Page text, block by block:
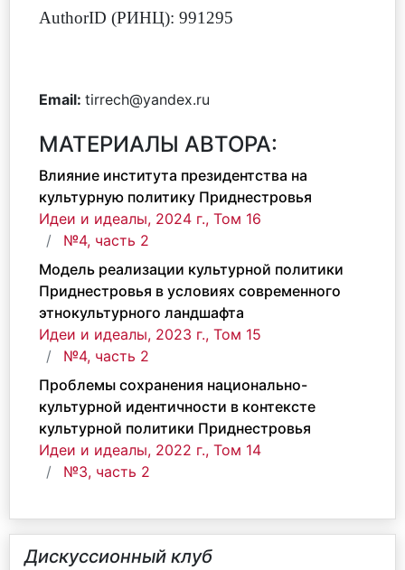
AuthorID (РИНЦ): 991295
Email: tirrech@yandex.ru
МАТЕРИАЛЫ АВТОРА:
Влияние института президентства на
культурную политику Приднестровья
Идеи и идеалы, 2024 г., Том 16
№4, часть 2
Модель реализации культурной политики
Приднестровья в условиях современного
этнокультурного ландшафта
Идеи и идеалы, 2023 г., Том 15
№4, часть 2
Проблемы сохранения национально-
культурной идентичности в контексте
культурной политики Приднестровья
Идеи и идеалы, 2022 г., Том 14
№3, часть 2
Дискуссионный клуб